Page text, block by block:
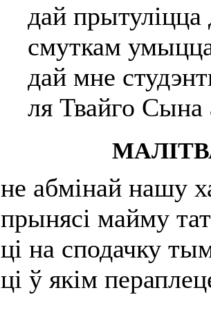
дай прытуліцца
смуткам
дай мне
ля Твайго
не абмінай нашу
прынясі майму
ці на сподачку
ці ў якім